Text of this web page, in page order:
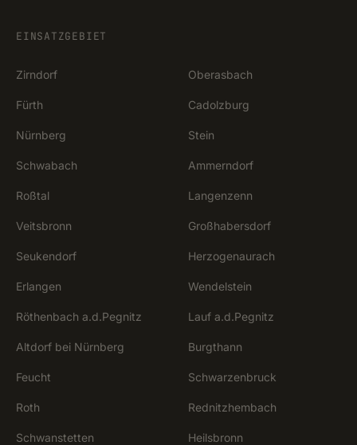
EINSATZGEBIET
Zirndorf Oberasbach
Fürth Cadolzburg
Nürnberg Stein
Schwabach Ammerndorf
Roßtal Langenzenn
Veitsbronn Großhabersdorf
Seukendorf Herzogenaurach
Erlangen Wendelstein
Röthenbach a.d.Pegnitz Lauf a.d.Pegnitz
Altdorf bei Nürnberg Burgthann
Feucht Schwarzenbruck
Roth Rednitzhembach
Schwanstetten Heilsbronn